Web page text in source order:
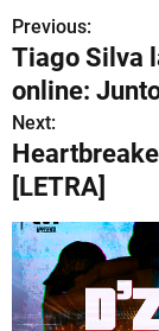
N
a
v
e
g
a
ç
Previous:
Tiago Silva
online:
Next:
[LETRA]